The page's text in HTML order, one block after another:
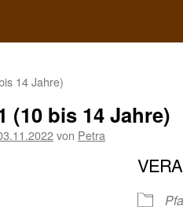
14 Jahre)
(10 bis 14 Jahre)
von Petra